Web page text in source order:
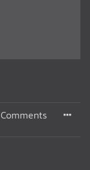
Comments